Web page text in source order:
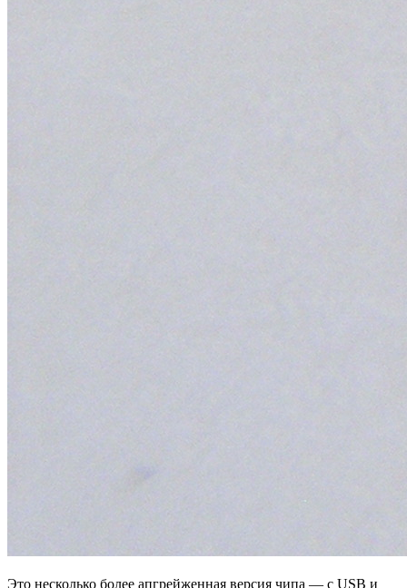
Это несколько более апгрейженная версия чипа — с USB и